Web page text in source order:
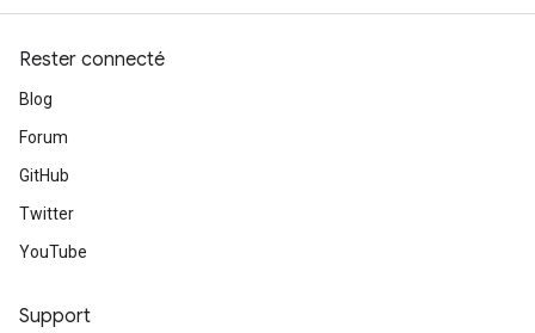
Rester connecté
Blog
Forum
GitHub
Twitter
YouTube
Support